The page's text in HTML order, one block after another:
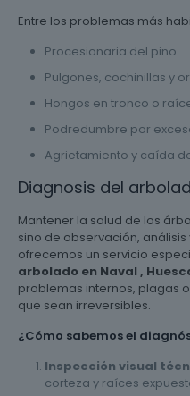
Entre los problemas más
Procesionaria del pino
Pulgones, cochinillas y
Hongos en tronco o
Podredumbre por
Agrietamiento y caída
Diagnosis del
Mantener la salud de los
sino de observación,
ofrecemos un servicio
arbolado en Naval ,
problemas internos, plagas
que sean irreversibles.
¿Cómo sabemos el
Inspección visual
corteza y raíces